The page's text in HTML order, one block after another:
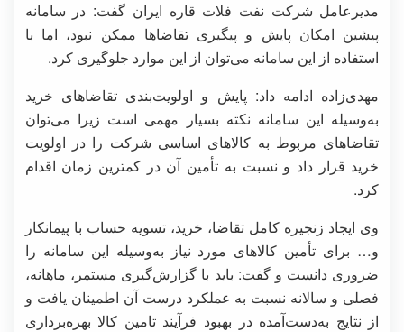
مدیرعامل شرکت نفت فلات قاره ایران گفت: در سامانه
پیشین امکان پایش و پیگیری تقاضاها ممکن نبود، اما با
استفاده از این سامانه می‌توان از این موارد جلوگیری کرد.
مهدی‌زاده ادامه داد: پایش و اولویت‌بندی تقاضاهای خرید
به‌وسیله این سامانه نکته بسیار مهمی است زیرا می‌توان
تقاضاهای مربوط به کالاهای اساسی شرکت را در اولویت
خرید قرار داد و نسبت به تأمین آن در کمترین زمان اقدام
کرد.
وی ایجاد زنجیره کامل تقاضا، خرید، تسویه حساب با پیمانکار
و… برای تأمین کالاهای مورد نیاز به‌وسیله این سامانه را
ضروری دانست و گفت: باید با گزارش‌گیری مستمر، ماهانه،
فصلی و سالانه نسبت به عملکرد درست آن اطمینان یافت و
از نتایج به‌دست‌آمده در بهبود فرآیند تامین کالا بهره‌برداری